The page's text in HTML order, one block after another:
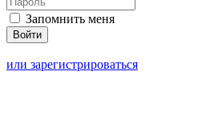
Запомнить меня
или зарегистрироваться